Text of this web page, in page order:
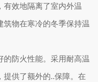
有效地隔离了室内外温
筑物在寒冷的冬季保持温
的防火性能。采用耐高温
提供了额外的..保障。在